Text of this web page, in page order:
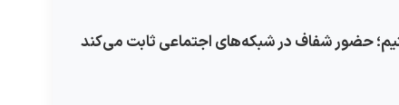
حضور شفاف در شبکه‌های اجتماعی ثابت می‌کند